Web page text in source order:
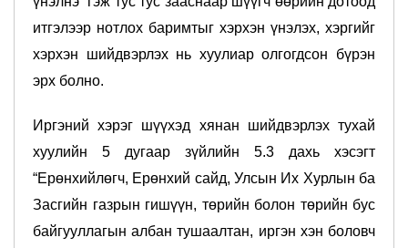
итгэлээр нотлох баримтыг хэрхэн үнэлэх, хэргийг
хэрхэн шийдвэрлэх нь хуулиар олгогдсон бүрэн
эрх болно.
Иргэний хэрэг шүүхэд хянан шийдвэрлэх тухай
хуулийн 5 дугаар зүйлийн 5.3 дахь хэсэгт
“Ерөнхийлөгч, Ерөнхий сайд, Улсын Их Хурлын ба
Засгийн газрын гишүүн, төрийн болон төрийн бус
байгууллагын албан тушаалтан, иргэн хэн боловч